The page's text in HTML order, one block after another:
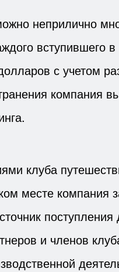
неприлично
вступившего
с учетом
компания
клуба
месте компания
и членов